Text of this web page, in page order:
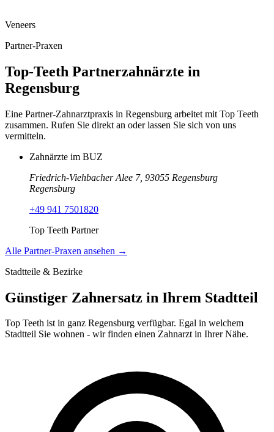
Veneers
Partner-Praxen
Top-Teeth Partnerzahnärzte in
Regensburg
Eine Partner-Zahnarztpraxis in Regensburg arbeitet mit Top Teeth
zusammen. Rufen Sie direkt an oder lassen Sie sich von uns
vermitteln.
Zahnärzte im BUZ
Friedrich-Viehbacher Alee 7, 93055 Regensburg
Regensburg
+49 941 7501820
Top Teeth Partner
Alle Partner-Praxen ansehen →
Stadtteile & Bezirke
Günstiger Zahnersatz in Ihrem Stadtteil
Top Teeth ist in ganz Regensburg verfügbar. Egal in welchem
Stadtteil Sie wohnen - wir finden einen Zahnarzt in Ihrer Nähe.